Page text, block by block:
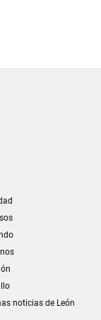
noticias de León